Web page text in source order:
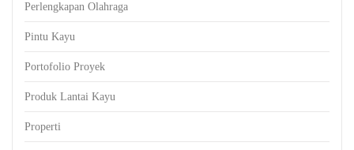
Perlengkapan Olahraga
Pintu Kayu
Portofolio Proyek
Produk Lantai Kayu
Properti